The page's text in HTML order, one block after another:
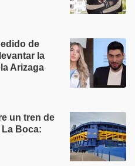
de
la
Arizaga
un tren de
Boca: